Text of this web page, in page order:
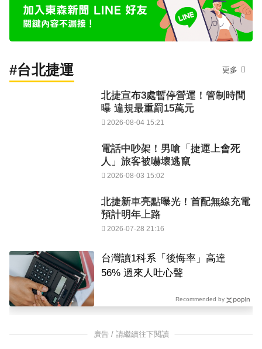
#台北捷運 更多
北捷宣布3處暫停營運！管制時間
曝 違規最重罰15萬元
2026-08-04 15:21
電話中吵架！男嗆「捷運上會死
人」旅客被嚇壞逃竄
2026-08-03 15:02
北捷新車亮點曝光！首配無線充電
預計明年上路
2026-07-28 21:16
台灣讀1科系「後悔率」高達
56% 過來人吐心聲
Recommended by
廣告 / 請繼續往下閱讀